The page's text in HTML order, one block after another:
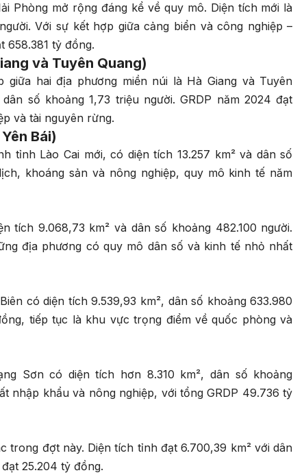
Phòng mở rộng đáng kể về quy mô. Diện tích mới là
Với sự kết hợp giữa cảng biển và công nghiệp –
658.381 tỷ đồng.
và Tuyên Quang)
hai địa phương miền núi là Hà Giang và Tuyên
số khoảng 1,73 triệu người. GRDP năm 2024 đạt
và tài nguyên rừng.
Bái)
tỉnh Lào Cai mới, có diện tích 13.257 km² và dân số
khoáng sản và nông nghiệp, quy mô kinh tế năm
tích 9.068,73 km² và dân số khoảng 482.100 người.
địa phương có quy mô dân số và kinh tế nhỏ nhất
có diện tích 9.539,93 km², dân số khoảng 633.980
tiếp tục là khu vực trọng điểm về quốc phòng và
Sơn có diện tích hơn 8.310 km², dân số khoảng
nhập khẩu và nông nghiệp, với tổng GRDP 49.736 tỷ
trong đợt này. Diện tích tỉnh đạt 6.700,39 km² với dân
25.204 tỷ đồng.